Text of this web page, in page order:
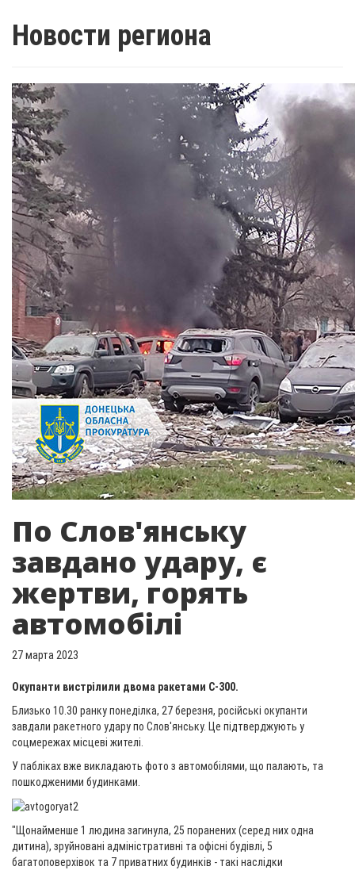
Новости региона
По Слов'янську
завдано удару, є
жертви, горять
автомобілі
27 марта 2023
Окупанти вистрілили двома ракетами С-300.
Близько 10.30 ранку понеділка, 27 березня, російські окупанти
завдали ракетного удару по Слов'янську. Це підтверджують у
соцмережах місцеві жителі.
У пабліках вже викладають фото з автомобілями, що палають, та
пошкодженими будинками.
"Щонайменше 1 людина загинула, 25 поранених (серед них одна
дитина), зруйновані адміністративні та офісні будівлі, 5
багатоповерхівок та 7 приватних будинків - такі наслідки